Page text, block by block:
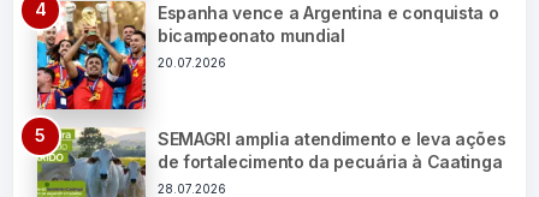
Espanha vence a Argentina e conquista o
bicampeonato mundial
20.07.2026
SEMAGRI amplia atendimento e leva ações
de fortalecimento da pecuária à Caatinga
28.07.2026